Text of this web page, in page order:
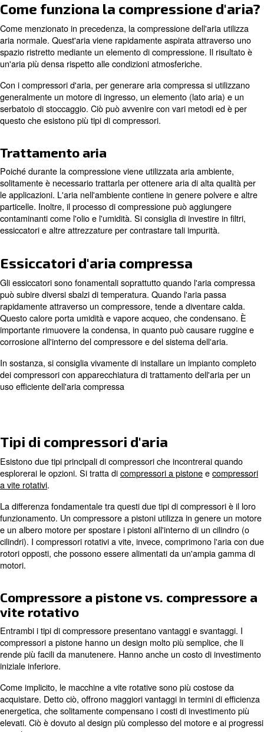
pressione sia espressa in bar, che misura la pressione
alternativa, viene misurato in libbre per pollice quadrato
Vedrai anche il flusso menzionato per rappresentare la
che un compressore è in grado di produrre a una
Questo valore è espresso in piedi cubi al minuto (cfm),
(l/s) o metri cubi all'ora (m3/h). È importante prestare
questi valori nominali per garantire che
compatibile con l'applicazione desiderata.
È bene ricordare che investire in un compressore
piccolo per il proprio sistema di aria compressa,
inefficienti e/o inaffidabili.
Come funziona la
aria normale. Quest'aria viene rapidamente aspirata
spazio ristretto mediante un elemento di compressione.
un'aria più densa rispetto alle condizioni atmosferiche.
Con i compressori d'aria, per generare aria compressa
generalmente un motore di ingresso, un elemento (lato
serbatoio di stoccaggio. Ciò può avvenire con vari
questo che esistono più tipi di compressori.
solitamente è necessario trattarla per ottenere aria di
le applicazioni. L'aria nell'ambiente contiene in genere
particelle. Inoltre, il processo di compressione può
contaminanti come l'olio e l'umidità. Si consiglia di
essiccatori e altre attrezzature per contrastare tali
Essiccatori d'aria compressa
Gli essiccatori sono fonamentali soprattutto quando
rapidamente attraverso un compressore, tende a
Questo calore porta umidità e vapore acqueo, che
importante rimuovere la condensa, in quanto può
corrosione all'interno del compressore e del sistema
In sostanza, si consiglia vivamente di installare un
dei compressori con apparecchiatura di trattamento
uso efficiente dell'aria compressa